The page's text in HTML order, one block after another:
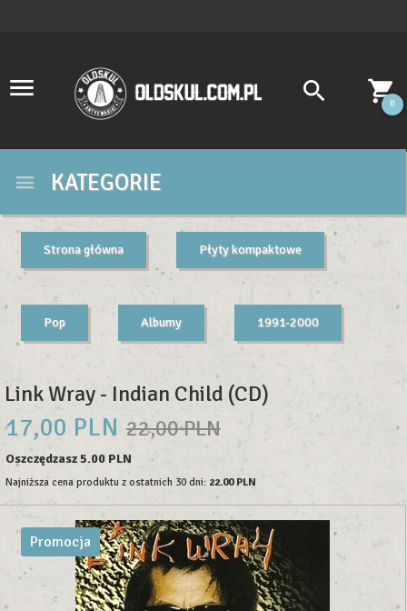
0
KATEGORIE
Strona główna Płyty kompaktowe
Pop Albumy 1991-2000
Link Wray - Indian Child (CD)
17,00 PLN 22,00 PLN
Oszczędzasz 5.00 PLN
Najniższa cena produktu z ostatnich 30 dni: 22.00 PLN
Promocja